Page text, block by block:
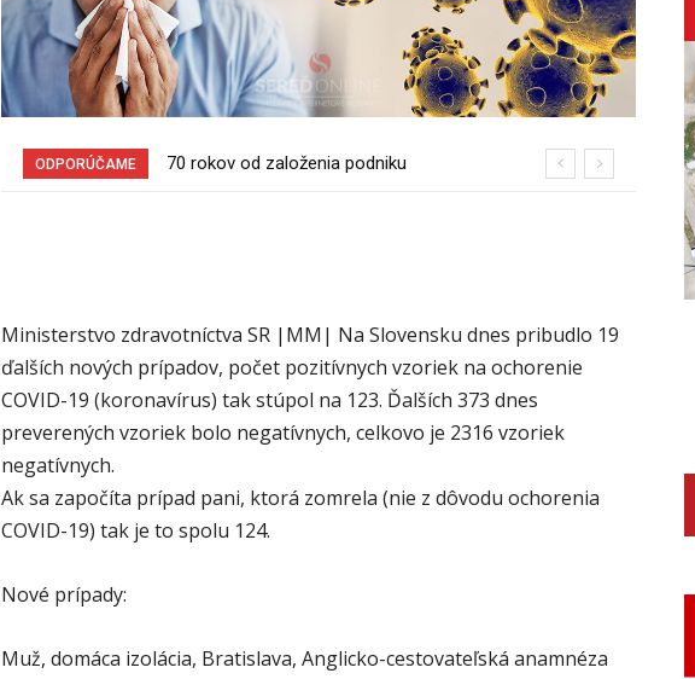
ODPORÚČAME
Pri venčení na Jesenského ulici mal
Ministerstvo zdravotníctva SR |MM| Na Slovensku dnes pribudlo 19
ďalších nových prípadov, počet pozitívnych vzoriek na ochorenie
COVID-19 (koronavírus) tak stúpol na 123. Ďalších 373 dnes
preverených vzoriek bolo negatívnych, celkovo je 2316 vzoriek
negatívnych.
Ak sa započíta prípad pani, ktorá zomrela (nie z dôvodu ochorenia
COVID-19) tak je to spolu 124.
Nové prípady:
Muž, domáca izolácia, Bratislava, Anglicko-cestovateľská anamnéza